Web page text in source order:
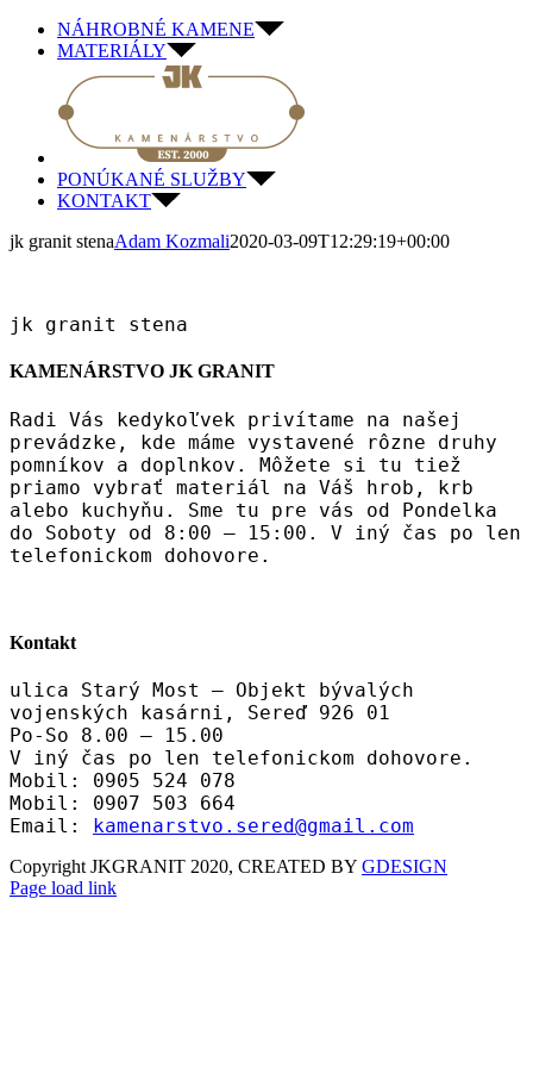
Skip
NÁHROBNÉ KAMENE
MATERIÁLY
PONÚKANÉ SLUŽBY
KONTAKT
jk granit stenaAdam Kozmali2020-03-09T12:29:19+00:00
jk granit stena
KAMENÁRSTVO JK GRANIT
Radi Vás kedykoľvek privítame na našej
prevádzke, kde máme vystavené rôzne druhy
pomníkov a doplnkov. Môžete si tu tiež
priamo vybrať materiál na Váš hrob, krb
alebo kuchyňu. Sme tu pre vás od Pondelka
do Soboty od 8:00 – 15:00. V iný čas po len
telefonickom dohovore.
Kontakt
ulica Starý Most – Objekt bývalých
vojenských kasárni, Sereď 926 01
Po-So 8.00 – 15.00
V iný čas po len telefonickom dohovore.
Mobil: 0905 524 078
Mobil: 0907 503 664
Email: kamenarstvo.sered@gmail.com
Copyright JKGRANIT 2020, CREATED BY GDESIGN
Facebook
Twitter
Instagram
Pinterest
Page load link